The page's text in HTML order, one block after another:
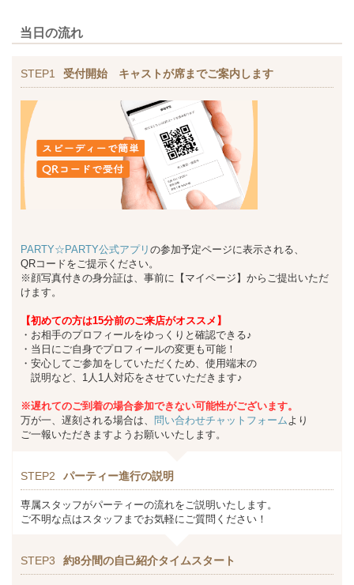
当日の流れ
STEP1 受付開始 キャストが席までご案内します
PARTY☆PARTY公式アプリ の参加予定ページに表示される、
QRコードをご提示ください。
※顔写真付きの身分証は、事前に【マイページ】からご提出いただ
けます。
【初めての方は15分前のご来店がオススメ】
・お相手のプロフィールをゆっくりと確認できる♪
・当日にご自身でプロフィールの変更も可能！
・安心してご参加をしていただくため、使用端末の
説明など、1人1人対応をさせていただきます♪
※遅れてのご到着の場合参加できない可能性がございます。
万が一、遅刻される場合は、 問い合わせチャットフォーム より
ご一報いただきますようお願いいたします。
STEP2 パーティー進行の説明
専属スタッフがパーティーの流れをご説明いたします。
ご不明な点はスタッフまでお気軽にご質問ください！
STEP3 約8分間の自己紹介タイムスタート